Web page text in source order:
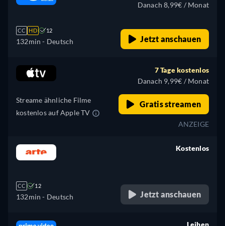
CC HD 12
132min - Deutsch
Danach 8,99€ / Monat
Jetzt anschauen
Streame ähnliche Filme
kostenlos auf Apple TV
7 Tage kostenlos
Danach 9,99€ / Monat
Gratis streamen
ANZEIGE
CC 12
132min - Deutsch
Kostenlos
Jetzt anschauen
Leihen